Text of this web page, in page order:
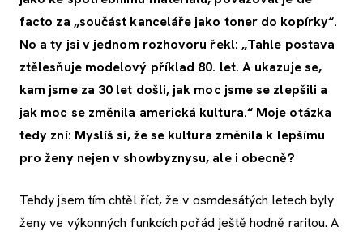
facto za „součást kanceláře jako toner do kopírky“.
No a ty jsi v jednom rozhovoru řekl: „Tahle postava
ztělesňuje modelový příklad 80. let. A ukazuje se,
kam jsme za 30 let došli, jak moc jsme se zlepšili a
jak moc se změnila americká kultura.“ Moje otázka
tedy zní: Myslíš si, že se kultura změnila k lepšímu
pro ženy nejen v showbyznysu, ale i obecně?
Tehdy jsem tím chtěl říct, že v osmdesátých letech byly
ženy ve výkonných funkcích pořád ještě hodně raritou. A